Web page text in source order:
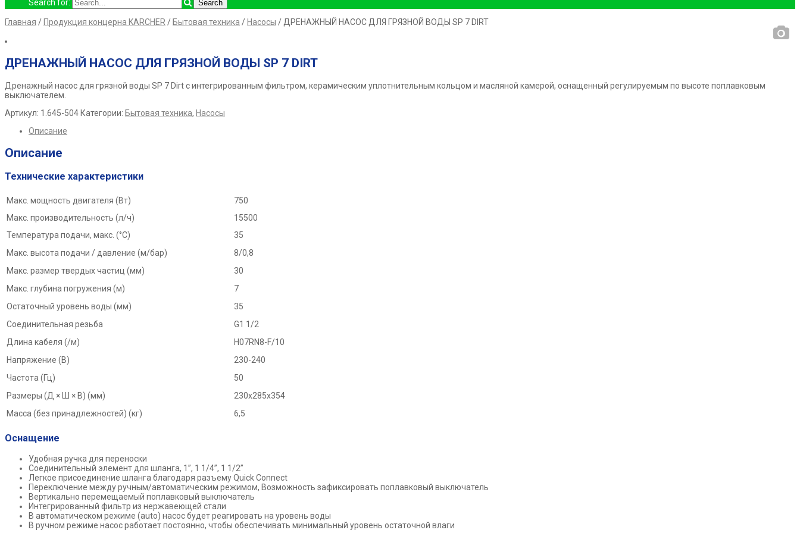
Search for:
Главная / Продукция концерна KARCHER / Бытовая техника / Насосы / ДРЕНАЖНЫЙ НАСОС ДЛЯ ГРЯЗНОЙ ВОДЫ SP 7 DIRT
ДРЕНАЖНЫЙ НАСОС ДЛЯ ГРЯЗНОЙ ВОДЫ SP 7 DIRT
Дренажный насос для грязной воды SP 7 Dirt с интегрированным фильтром, керамическим уплотнительным кольцом и масляной камерой, оснащенный регулируемым по высоте поплавковым
выключателем.
Артикул: 1.645-504 Категории: Бытовая техника, Насосы
Описание
Описание
Технические характеристики
Макс. мощность двигателя (Вт)
750
Макс. производительность (л/ч)
15500
Температура подачи, макс. (°C)
35
Макс. высота подачи / давление (м/бар)
8/0,8
Макс. размер твердых частиц (мм)
30
Макс. глубина погружения (м)
7
Остаточный уровень воды (мм)
35
Соединительная резьба
G1 1/2
Длина кабеля (/м)
H07RN8-F/10
Напряжение (В)
230-240
Частота (Гц)
50
Размеры (Д × Ш × В) (мм)
230x285x354
Масса (без принадлежностей) (кг)
6,5
Оснащение
Удобная ручка для переноски
Соединительный элемент для шланга, 1”, 1 1/4”, 1 1/2”
Легкое присоединение шланга благодаря разъемуQuick Connect
Переключение между ручным/автоматическим режимом, Возможность зафиксировать поплавковый выключатель
Вертикально перемещаемый поплавковый выключатель
Интегрированный фильтр из нержавеющей стали
В автоматическом режиме (auto) насос будет реагировать на уровень воды
В ручном режиме насос работает постоянно, чтобы обеспечивать минимальный уровень остаточной влаги